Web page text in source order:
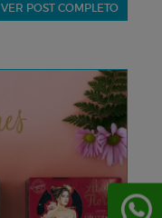
VER POST COMPLETO